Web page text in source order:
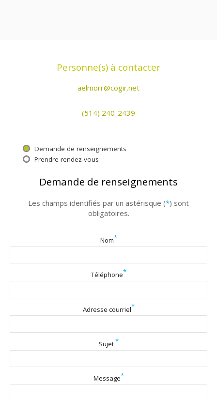
Personne(s) à contacter
aelmorr@cogir.net
(514) 240-2439
Demande de renseignements
Prendre rendez-vous
Demande de renseignements
Les champs identifiés par un astérisque (*) sont
obligatoires.
Nom*
Téléphone*
Adresse courriel*
Sujet*
Message*